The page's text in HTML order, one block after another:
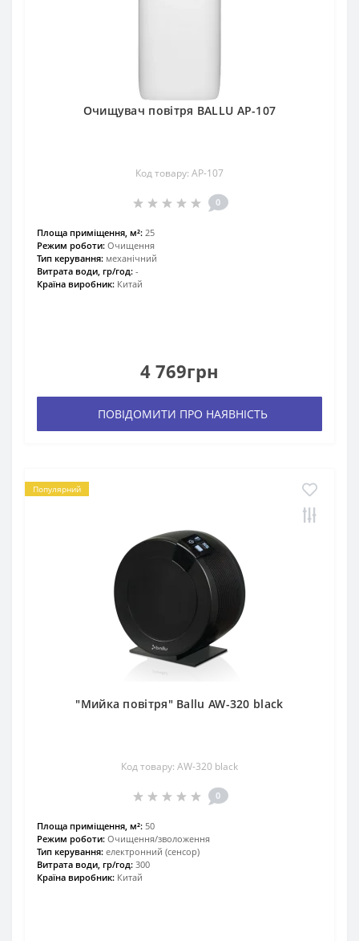
Очищувач повітря BALLU АР-107
Код товару: AP-107
0
Площа приміщення, м²: 25
Режим роботи: Очищення
Тип керування: механічний
Витрата води, гр/год: -
Країна виробник: Китай
4 769грн
ПОВІДОМИТИ ПРО НАЯВНІСТЬ
Популярний
"Мийка повітря" Ballu AW-320 black
Код товару: AW-320 black
0
Площа приміщення, м²: 50
Режим роботи: Очищення/зволоження
Тип керування: електронний (сенсор)
Витрата води, гр/год: 300
Країна виробник: Китай